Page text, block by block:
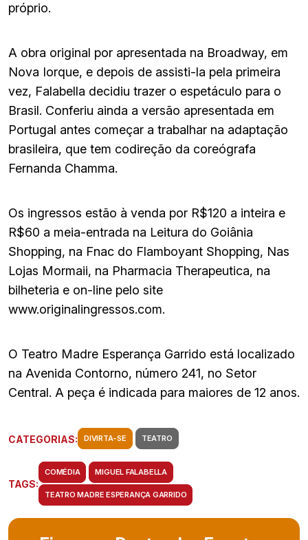
próprio.
A obra original por apresentada na Broadway, em
Nova Iorque, e depois de assisti-la pela primeira
vez, Falabella decidiu trazer o espetáculo para o
Brasil. Conferiu ainda a versão apresentada em
Portugal antes começar a trabalhar na adaptação
brasileira, que tem codireção da coreógrafa
Fernanda Chamma.
Os ingressos estão à venda por R$120 a inteira e
R$60 a meia-entrada na Leitura do Goiânia
Shopping, na Fnac do Flamboyant Shopping, Nas
Lojas Mormaii, na Pharmacia Therapeutica, na
bilheteria e on-line pelo site
www.originalingressos.com.
O Teatro Madre Esperança Garrido está localizado
na Avenida Contorno, número 241, no Setor
Central. A peça é indicada para maiores de 12 anos.
CATEGORIAS: DIVIRTA-SE TEATRO
TAGS:
COMÉDIA MIGUEL FALABELLA
TEATRO MADRE ESPERANÇA GARRIDO